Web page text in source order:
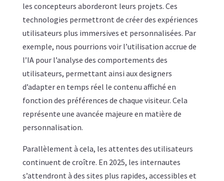
les concepteurs aborderont leurs projets. Ces
technologies permettront de créer des expériences
utilisateurs plus immersives et personnalisées. Par
exemple, nous pourrions voir l’utilisation accrue de
l’IA pour l’analyse des comportements des
utilisateurs, permettant ainsi aux designers
d’adapter en temps réel le contenu affiché en
fonction des préférences de chaque visiteur. Cela
représente une avancée majeure en matière de
personnalisation.
Parallèlement à cela, les attentes des utilisateurs
continuent de croître. En 2025, les internautes
s’attendront à des sites plus rapides, accessibles et